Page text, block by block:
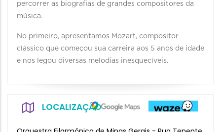
percorrer as biografias de grandes compositores da
música.
No primeiro, apresentamos Mozart, compositor
clássico que começou sua carreira aos 5 anos de idade
e nos legou diversas melodias inesquecíveis.
LOCALIZAÇÃO